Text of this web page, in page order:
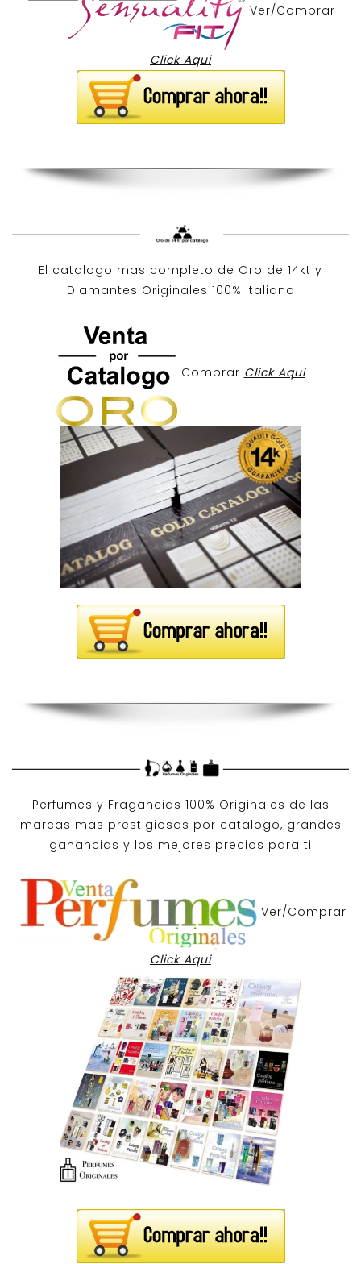
Ver/Comprar
Click Aqui
El catalogo mas completo de Oro de 14kt y
Diamantes Originales 100% Italiano
Comprar Click Aqui
Perfumes y Fragancias 100% Originales de las
marcas mas prestigiosas por catalogo, grandes
ganancias y los mejores precios para ti
Ver/Comprar
Click Aqui